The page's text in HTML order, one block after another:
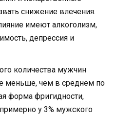
снижение влечения.
имеют алкоголизм,
депрессия и
количества мужчин
меньше, чем в среднем по
форма фригидности,
примерно у 3% мужского